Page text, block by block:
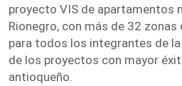
proyecto VIS de apartamentos
Rionegro, con más de 32 zonas
para todos los integrantes de
de los proyectos con mayor
antioqueño.